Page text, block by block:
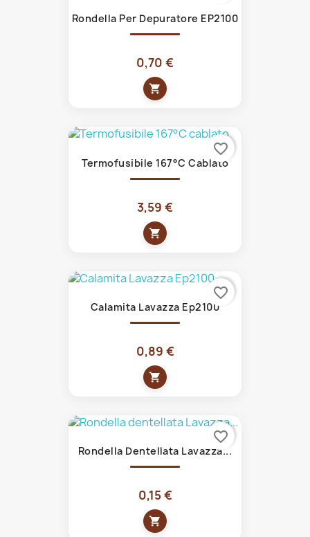
Rondella Per Depuratore EP2100
0,70 €
shopping_cart
Termofusibile 167°C Cablato
3,59 €
shopping_cart
favorite_border
Calamita Lavazza Ep2100
0,89 €
shopping_cart
favorite_border
Rondella Dentellata Lavazza...
0,15 €
shopping_cart
favorite_border